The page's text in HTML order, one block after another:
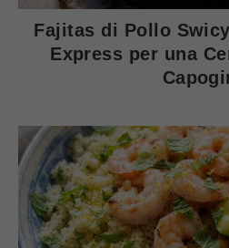
Fajitas di Pollo
Express per una